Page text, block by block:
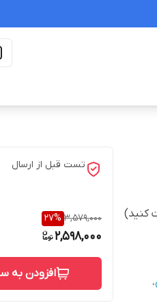
کنید)
،
تست قبل از ارسال
3,579,000
27%
2,598,000
افزودن به